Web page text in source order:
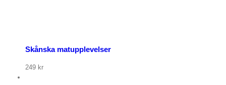
Skånska matupplevelser
249 kr